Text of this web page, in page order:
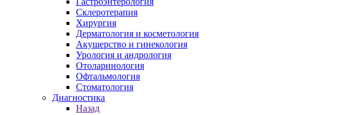
Склеротерапия
Хирургия
Дерматология и косметология
Акушерство и гинекология
Урология и андрология
Отоларинология
Офтальмология
Стоматология
Диагностика
Назад